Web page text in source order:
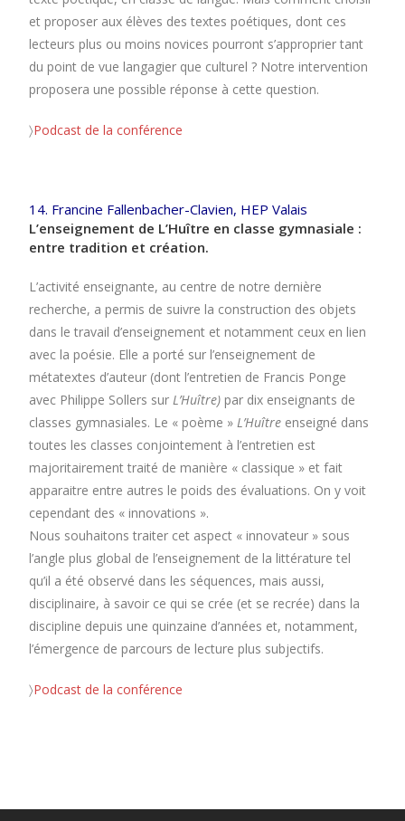
et proposer aux élèves des textes poétiques, dont ces
lecteurs plus ou moins novices pourront s’approprier tant
du point de vue langagier que culturel ? Notre intervention
proposera une possible réponse à cette question.
〉Podcast de la conférence
14. Francine Fallenbacher-Clavien, HEP Valais
L’enseignement de L’Huître en classe gymnasiale :
entre tradition et création.
L’activité enseignante, au centre de notre dernière
recherche, a permis de suivre la construction des objets
dans le travail d’enseignement et notamment ceux en lien
avec la poésie. Elle a porté sur l’enseignement de
métatextes d’auteur (dont l’entretien de Francis Ponge
avec Philippe Sollers surL’Huître) par dix enseignants de
classes gymnasiales. Le « poème »L’Huître enseigné dans
toutes les classes conjointement à l’entretien est
majoritairement traité de manière « classique » et fait
apparaitre entre autres le poids des évaluations. On y voit
cependant des « innovations ».
Nous souhaitons traiter cet aspect « innovateur » sous
l’angle plus global de l’enseignement de la littérature tel
qu’il a été observé dans les séquences, mais aussi,
disciplinaire, à savoir ce qui se crée (et se recrée) dans la
discipline depuis une quinzaine d’années et, notamment,
l’émergence de parcours de lecture plus subjectifs.
〉Podcast de la conférence